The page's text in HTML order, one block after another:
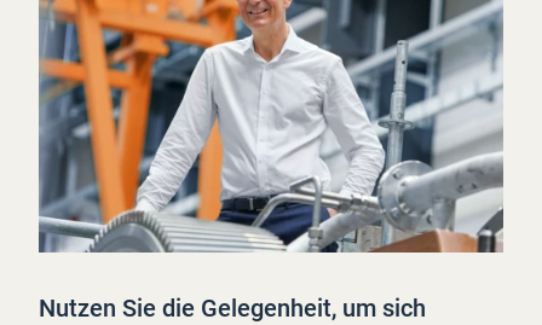
Nutzen Sie die Gelegenheit, um sich